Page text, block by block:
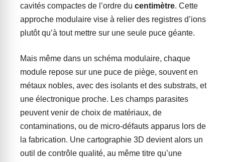
cavités compactes de l’ordre du centimètre. Cette
approche modulaire vise à relier des registres d’ions
plutôt qu’à tout mettre sur une seule puce géante.
Mais même dans un schéma modulaire, chaque
module repose sur une puce de piège, souvent en
métaux nobles, avec des isolants et des substrats, et
une électronique proche. Les champs parasites
peuvent venir de choix de matériaux, de
contaminations, ou de micro-défauts apparus lors de
la fabrication. Une cartographie 3D devient alors un
outil de contrôle qualité, au même titre qu’une